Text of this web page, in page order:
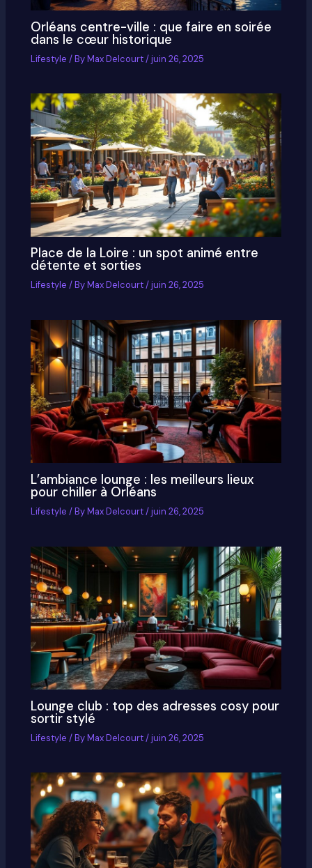
Orléans centre-ville : que faire en soirée
dans le cœur historique
Lifestyle / ByMax Delcourt/juin 26, 2025
Place de la Loire : un spot animé entre
détente et sorties
Lifestyle / ByMax Delcourt/juin 26, 2025
L’ambiance lounge : les meilleurs lieux
pour chiller à Orléans
Lifestyle / ByMax Delcourt/juin 26, 2025
Lounge club : top des adresses cosy pour
sortir stylé
Lifestyle / ByMax Delcourt/juin 26, 2025